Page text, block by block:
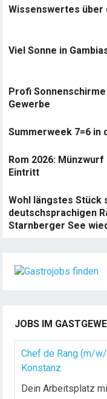
Wissenswertes über
Viel Sonne in
Profi
Gewerbe
Summerweek 7=6 in
Rom 2026:
Eintritt
Wohl längstes Stück
deutschsprachigen
Starnberger See
JOBS IM
Chef de Rang (m/
Konstanz
Dein Arbeitsplatz